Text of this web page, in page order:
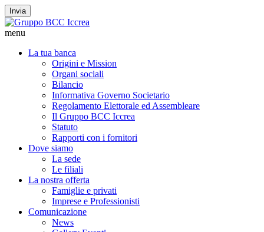
Invia
menu
La tua banca
Origini e Mission
Organi sociali
Bilancio
Informativa Governo Societario
Regolamento Elettorale ed Assembleare
Il Gruppo BCC Iccrea
Statuto
Rapporti con i fornitori
Dove siamo
La sede
Le filiali
La nostra offerta
Famiglie e privati
Imprese e Professionisti
Comunicazione
News